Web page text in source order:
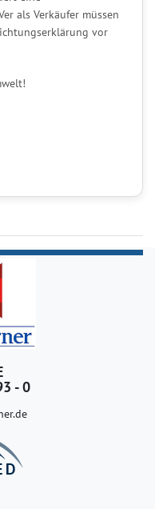
als Verkäufer müssen
vor
- 0